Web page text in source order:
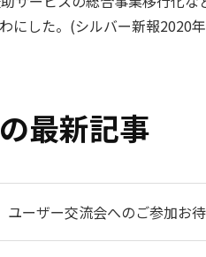
にした。(シルバー新報2020
最新記事
ユーザー交流会へのご参加お